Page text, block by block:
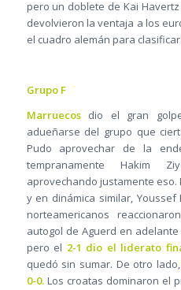
pero un doblete de Kai
devolvieron la ventaja a los
el cuadro alemán para clasificar.
Grupo F
Marruecosdio el gran
adueñarse del grupo que
Pudo aprovechar de la
tempranamente Hakim
aprovechando justamente
y en dinámica similar,
norteamericanos
autogol de Aguerd en
pero el 2-1 dio el liderato
quedó sin sumar. De otro lado,
0-0.Los croatas dominaron el